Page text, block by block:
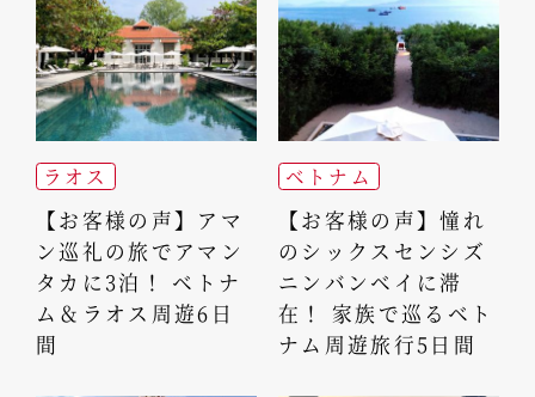
ラオス
【お客様の声】アマ
ン巡礼の旅でアマン
タカに3泊！ ベトナ
ム＆ラオス周遊6日
間
ベトナム
【お客様の声】憧れ
のシックスセンシズ
ニンバンベイに滞
在！ 家族で巡るベト
ナム周遊旅行5日間